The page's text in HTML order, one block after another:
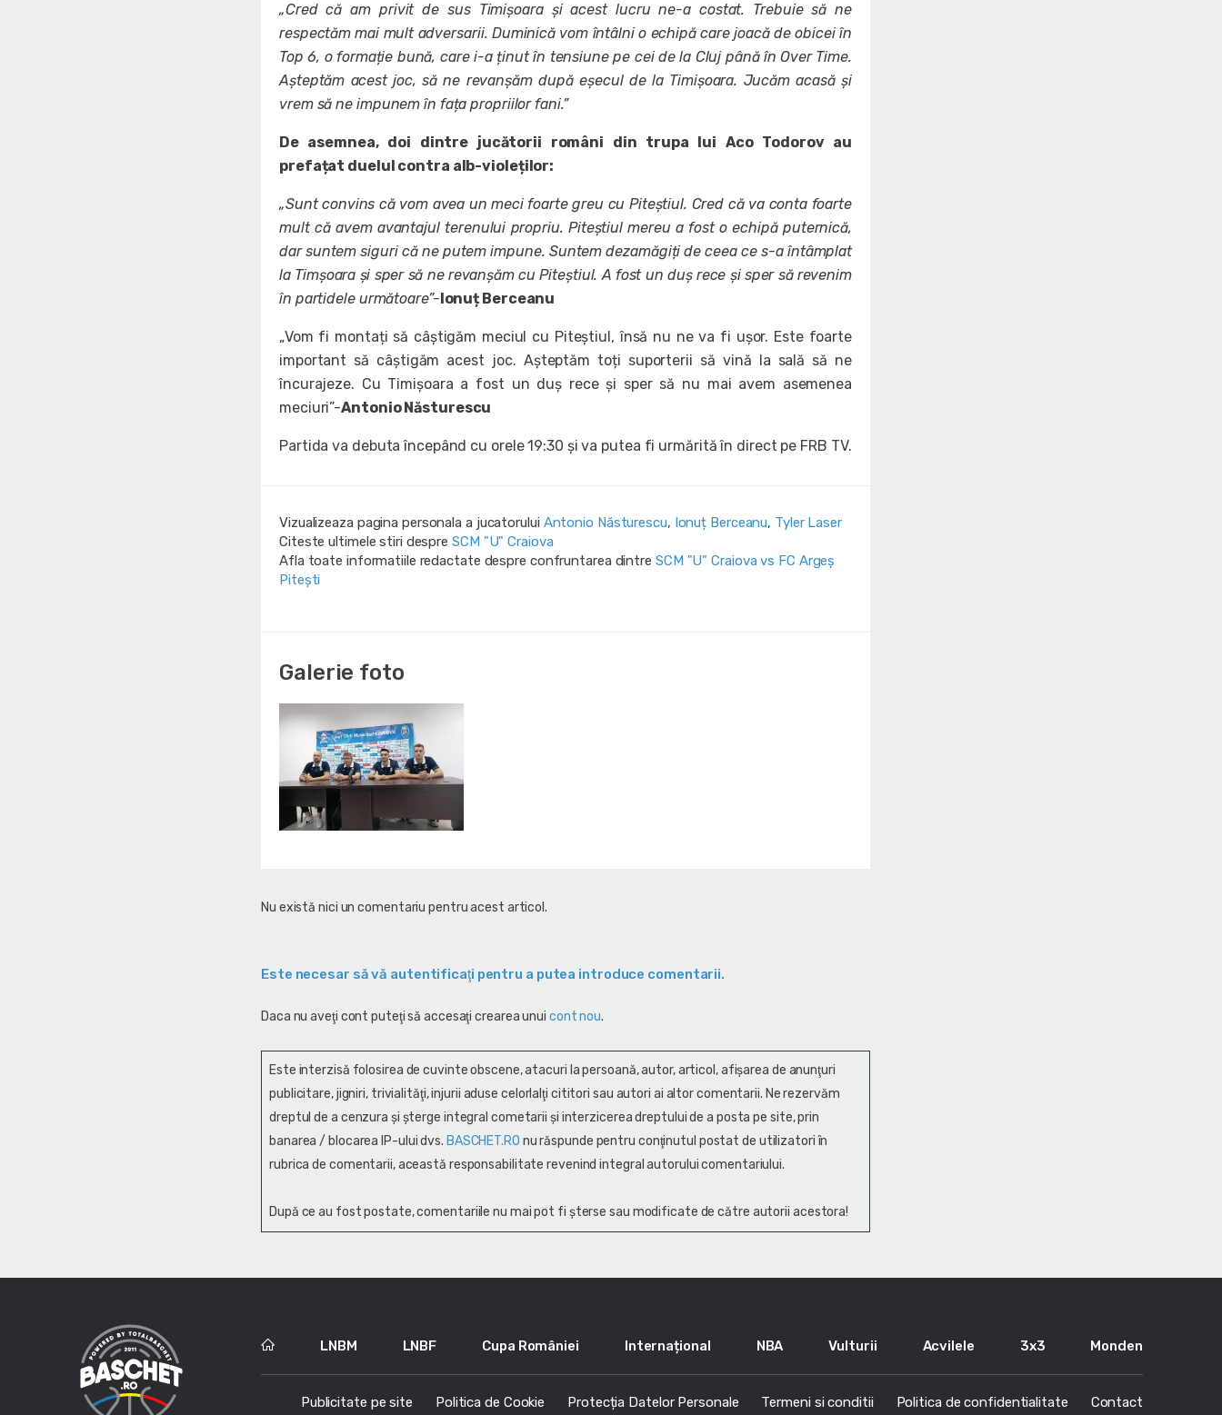
„Cred că am privit de sus Timișoara și acest lucru ne-a costat. Trebuie să ne
respectăm mai mult adversarii. Duminică vom întâlni o echipă care joacă de obicei în
Top 6, o formație bună, care i-a ținut în tensiune pe cei de la Cluj până în Over Time.
Așteptăm acest joc, să ne revanșăm după eșecul de la Timișoara. Jucăm acasă și
vrem să ne impunem în fața propriilor fani.”
De asemnea, doi dintre jucătorii români din trupa lui Aco Todorov au
prefațat duelul contra alb-violeților:
„Sunt convins că vom avea un meci foarte greu cu Piteștiul. Cred că va conta foarte
mult că avem avantajul terenului propriu. Piteștiul mereu a fost o echipă puternică,
dar suntem siguri că ne putem impune. Suntem dezamăgiți de ceea ce s-a întâmplat
la Timșoara și sper să ne revanșăm cu Piteștiul. A fost un duș rece și sper să revenim
în partidele următoare”- Ionuț Berceanu
„Vom fi montați să câștigăm meciul cu Piteștiul, însă nu ne va fi ușor. Este foarte
important să câștigăm acest joc. Așteptăm toți suporterii să vină la sală să ne
încurajeze. Cu Timișoara a fost un duș rece și sper să nu mai avem asemenea
meciuri”-Antonio Năsturescu
Partida va debuta începând cu orele 19:30 și va putea fi urmărită în direct pe FRB TV.
Vizualizeaza pagina personala a jucatorului Antonio Năsturescu, Ionuț Berceanu, Tyler Laser
Citeste ultimele stiri despre SCM "U" Craiova
Afla toate informatiile redactate despre confruntarea dintre SCM "U" Craiova vs FC Argeș
Pitești
Galerie foto
Nu există nici un comentariu pentru acest articol.
Este necesar să vă autentificaţi pentru a putea introduce comentarii.
Daca nu aveţi cont puteţi să accesaţi crearea unui cont nou.
Este interzisă folosirea de cuvinte obscene, atacuri la persoană, autor, articol, afişarea de anunţuri
publicitare, jigniri, trivialităţi, injurii aduse celorlalţi cititori sau autori ai altor comentarii. Ne rezervăm
dreptul de a cenzura și şterge integral cometarii și interzicerea dreptului de a posta pe site, prin
banarea / blocarea IP-ului dvs. BASCHET.RO nu răspunde pentru conţinutul postat de utilizatori în
rubrica de comentarii, această responsabilitate revenind integral autorului comentariului.
După ce au fost postate, comentariile nu mai pot fi șterse sau modificate de către autorii acestora!
LNBM LNBF Cupa României Internațional NBA Vulturii Acvilele 3x3 Monden
Publicitate pe site Politica de Cookie Protecția Datelor Personale Termeni si conditii Politica de confidentialitate Contact